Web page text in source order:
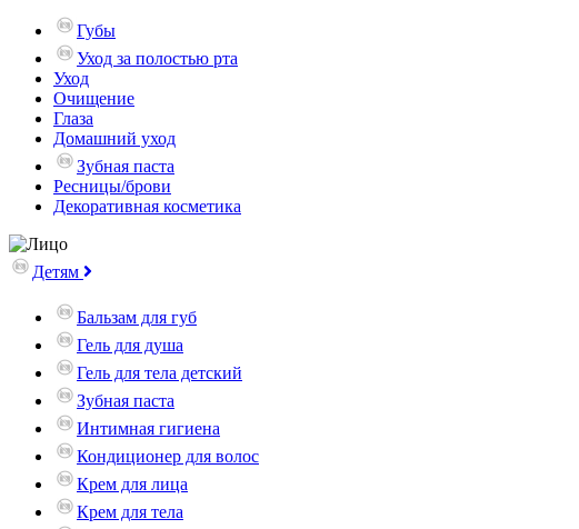
Губы
Уход за полостью рта
Уход
Очищение
Глаза
Домашний уход
Зубная паста
Ресницы/брови
Декоративная косметика
Детям
Бальзам для губ
Гель для душа
Гель для тела детский
Зубная паста
Интимная гигиена
Кондиционер для волос
Крем для лица
Крем для тела